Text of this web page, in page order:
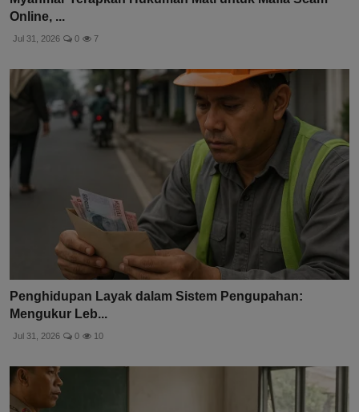
Online, ...
Jul 31, 2026 0 7
Penghidupan Layak dalam Sistem Pengupahan:
Mengukur Leb...
Jul 31, 2026 0 10